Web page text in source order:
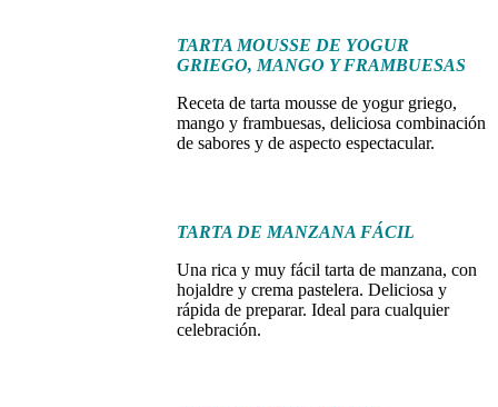
TARTA MOUSSE DE YOGUR
GRIEGO, MANGO Y FRAMBUESAS
Receta de tarta mousse de yogur griego,
mango y frambuesas, deliciosa combinación
de sabores y de aspecto espectacular.
TARTA DE MANZANA FÁCIL
Una rica y muy fácil tarta de manzana, con
hojaldre y crema pastelera. Deliciosa y
rápida de preparar. Ideal para cualquier
celebración.